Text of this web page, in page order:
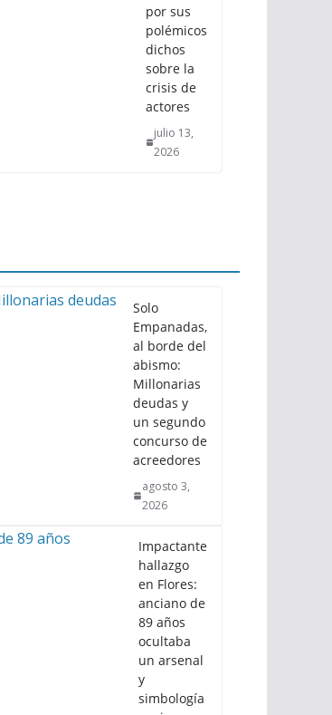
por sus
polémicos
dichos
sobre la
crisis de
actores
julio 13,
2026
Solo
Empanadas,
al borde del
abismo:
Millonarias
deudas y
un segundo
concurso de
acreedores
agosto 3,
2026
Impactante
hallazgo
en Flores:
anciano de
89 años
ocultaba
un arsenal
y
simbología